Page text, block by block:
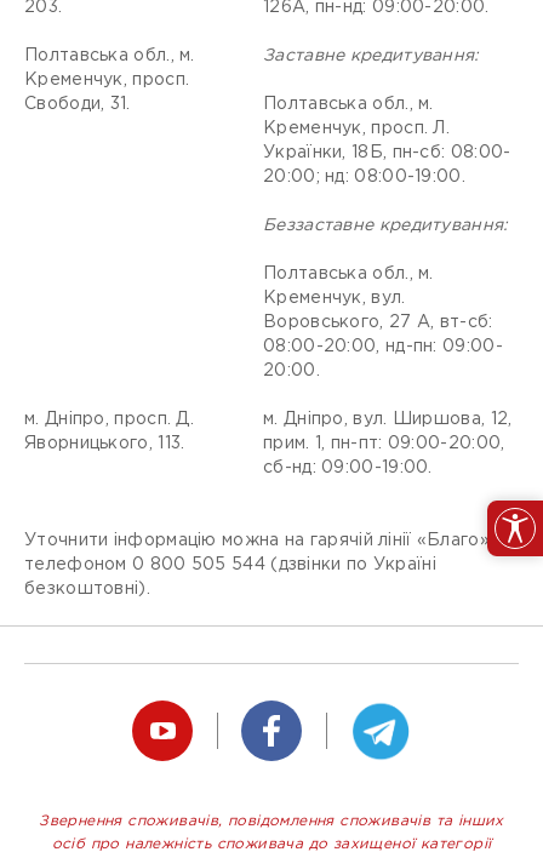
203.
126А, пн-нд: 09:00-20:00.
Полтавська обл., м.
Кременчук, просп.
Свободи, 31.
Заставне кредитування:
Полтавська обл., м.
Кременчук, просп. Л.
Українки, 18Б, пн-сб: 08:00-
20:00; нд: 08:00-19:00.
Беззаставне кредитування:
Полтавська обл., м.
Кременчук, вул.
Воровського, 27 А, вт-сб:
08:00-20:00, нд-пн: 09:00-
20:00.
м. Дніпро, просп. Д.
Яворницького, 113.
м. Дніпро, вул. Ширшова, 12,
прим. 1, пн-пт: 09:00-20:00,
сб-нд: 09:00-19:00.
Уточнити інформацію можна на гарячій лінії «Благо» за
телефоном 0 800 505 544 (дзвінки по Україні
безкоштовні).
Звернення споживачів, повідомлення споживачів та інших
осіб про належність споживача до захищеної категорії